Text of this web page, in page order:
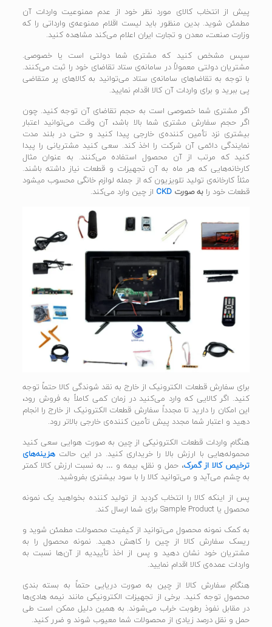
پیش از انتخاب کالای مورد نظر خود از عدم ممنوعیت واردات آن
مطمئن شوید. بدین منظور باید لیست اقلام ممنوعه‌ی وارداتی را که
وزارت صنعت، معدن و تجارت ایران اعلام می‌کند مشاهده کنید.
سپس مشخص کنید که مشتری شما دولتی است یا خصوصی.
مشتریان دولتی معمولاً در سامانه‌ی ستاد تقاضای خود را ثبت می‌کنند.
با توجه به تقاضاهای سامانه‌ی ستاد می‌توانید به کالاهای پر متقاضی
پی ببرید و برای واردات آن کالا اقدام نمایید.
اگر مشتری شما خصوصی است به حجم تقاضای آن توجه کنید. چون
اگر حجم سفارش مشتری شما بالا باشد، آن وقت می‌توانید اعتبار
بیشتری نزد تأمین کننده‌ی خارجی پیدا کنید و حتی در بلند مدت
نمایندگی دائمی آن شرکت را اخذ کند. سعی کنید مشتریانی را پیدا
کنید که مرتب از آن محصول استفاده می‌کنند. به عنوان مثال
کارخانه‌هایی که هر ماه به آن تجهیزات و قطعات نیاز داشته باشند.
مثلاً کارخانه‌ی تولید تلویزیون که از جمله لوازم خانگی محسوب میشود
قطعات خود را به صورت CKD از چین وارد می‌کند.
برای سفارش قطعات الکترونیک از خارج به نقد شوندگی کالا حتماً توجه
کنید. اگر کالایی که وارد می‌کنید در زمان کمی کاملاً به فروش رود،
این امکان را دارید تا مجدداً سفارش قطعات الکترونیک از خارج را انجام
دهید و اعتبار شما مجدد پیش تأمین کننده‌ی خارجی بالاتر رود.
هنگام واردات قطعات الکترونیکی از چین به صورت هوایی سعی کنید
محموله‌هایی با ارزش بالا را خریداری کنید. در این حالتهزینه‌های
ترخیص کالا از گمرک، حمل و نقل، بیمه و … به نسبت ارزش کالا کمتر
به چشم می‌آید و می‌توانید کالا را با سود بیشتری بفروشید.
پس از اینکه کالا را انتخاب کردید از تولید کننده بخواهید یک نمونه
محصول یا Sample Product برای شما ارسال کند.
به کمک نمونه محصول می‌توانید از کیفیت محصولات مطمئن شوید و
ریسک سفارش کالا از چین را کاهش دهید. نمونه محصول را به
مشتریان خود نشان دهید و پس از اخذ تأییدیه از آن‌ها نسبت به
واردات عمده‌ی کالا اقدام نمایید.
هنگام سفارش کالا از چین به صورت دریایی حتماً به بسته بندی
محصول توجه کنید. برخی از تجهیزات الکترونیکی مانند نیمه هادی‌ها
در مقابل نفوذ رطوبت خراب می‌شوند. به همین دلیل ممکن است طی
حمل و نقل درصد زیادی از محصولات شما معیوب شوند و ضرر کنید.